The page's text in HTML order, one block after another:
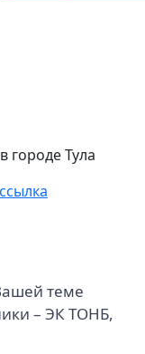
Тула
теме
– ЭК ТОНБ,